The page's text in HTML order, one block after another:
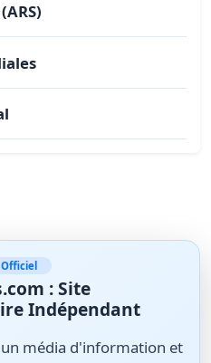
: Site
Indépendant
média d'information et